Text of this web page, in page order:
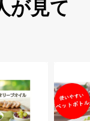
が見て